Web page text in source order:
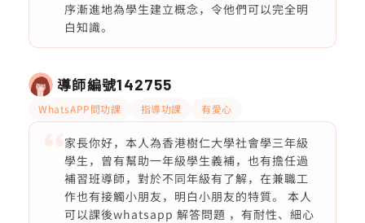
序漸進地為學生建立概念，令他們可以完全明
白知識。
導師編號142755
WhatsAPP問功課 指導功課 有愛心
家長你好，本人為香港樹仁大學社會學三年級
學生，曾有幫助一年級學生義補，也有擔任過
補習班導師，對於不同年級有了解，在兼職工
作也有接觸小朋友，明白小朋友的特質。 本人
可以課後whatsapp 解答問題 ，有耐性、細心